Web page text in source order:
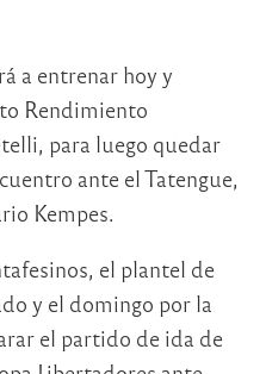
a entrenar hoy y
Rendimiento
para luego quedar
ante el Tatengue,
Kempes.
el plantel de
y el domingo por la
el partido de ida de